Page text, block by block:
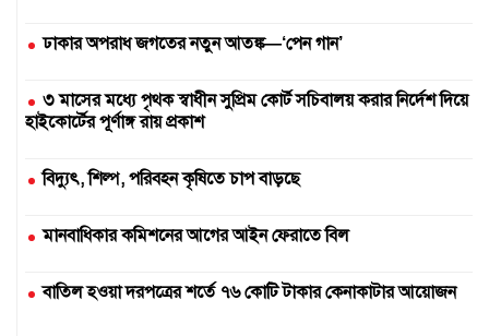
ঢাকার অপরাধ জগতের নতুন আতঙ্ক—‘পেন গান’
৩ মাসের মধ্যে পৃথক স্বাধীন সুপ্রিম কোর্ট সচিবালয় করার নির্দেশ দিয়ে
হাইকোর্টের পূর্ণাঙ্গ রায় প্রকাশ
বিদ্যুৎ, শিল্প, পরিবহন কৃষিতে চাপ বাড়ছে
মানবাধিকার কমিশনের আগের আইন ফেরাতে বিল
বাতিল হওয়া দরপত্রের শর্তে ৭৬ কোটি টাকার কেনাকাটার আয়োজন